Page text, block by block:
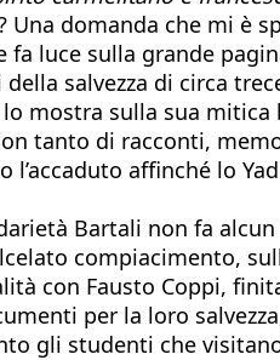
Una domanda che mi è
fa luce sulla grande
salvezza di circa
mostra sulla sua mitica
tanto di racconti,
l’accaduto affinché lo
Bartali non fa
compiacimento,
con Fausto Coppi,
per la loro
gli studenti che